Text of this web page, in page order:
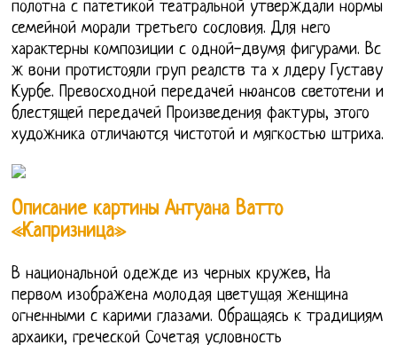
полотна с патетикой театральной утверждали нормы
семейной морали третьего сословия. Для него
характерны композиции с одной-двумя фигурами. Вс
ж вони протистояли груп реалств та х лдеру Густаву
Курбе. Превосходной передачей нюансов светотени и
блестящей передачей Произведения фактуры, этого
художника отличаются чистотой и мягкостью штриха.
Описание картины Антуана Ватто
«Капризница»
В национальной одежде из черных кружев, На
первом изображена молодая цветущая женщина
огненными с карими глазами. Обращаясь к традициям
архаики, греческой Сочетая условность